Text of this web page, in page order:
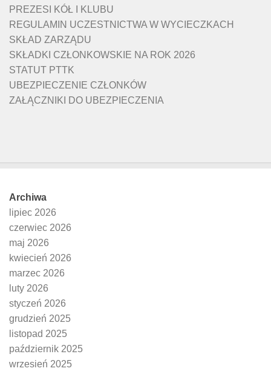
PREZESI KÓŁ I KLUBU
REGULAMIN UCZESTNICTWA W WYCIECZKACH
SKŁAD ZARZĄDU
SKŁADKI CZŁONKOWSKIE NA ROK 2026
STATUT PTTK
UBEZPIECZENIE CZŁONKÓW
ZAŁĄCZNIKI DO UBEZPIECZENIA
Archiwa
lipiec 2026
czerwiec 2026
maj 2026
kwiecień 2026
marzec 2026
luty 2026
styczeń 2026
grudzień 2025
listopad 2025
październik 2025
wrzesień 2025